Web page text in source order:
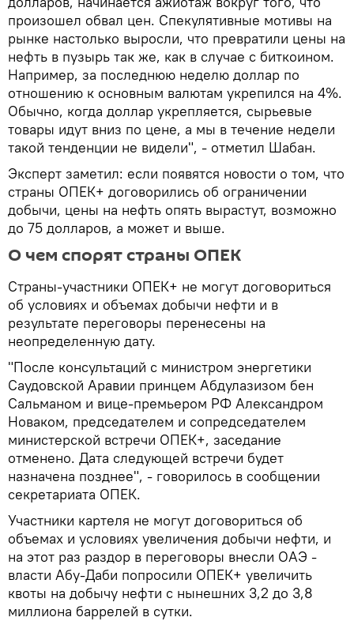
произошел обвал цен. Спекулятивные мотивы на
рынке настолько выросли, что превратили цены на
нефть в пузырь так же, как в случае с биткоином.
Например, за последнюю неделю доллар по
отношению к основным валютам укрепился на 4%.
Обычно, когда доллар укрепляется, сырьевые
товары идут вниз по цене, а мы в течение недели
такой тенденции не видели", - отметил Шабан.
Эксперт заметил: если появятся новости о том, что
страны ОПЕК+ договорились об ограничении
добычи, цены на нефть опять вырастут, возможно
до 75 долларов, а может и выше.
О чем спорят страны ОПЕК
Страны-участники ОПЕК+ не могут договориться
об условиях и объемах добычи нефти и в
результате переговоры перенесены на
неопределенную дату.
"После консультаций с министром энергетики
Саудовской Аравии принцем Абдулазизом бен
Сальманом и вице-премьером РФ Александром
Новаком, председателем и сопредседателем
министерской встречи ОПЕК+, заседание
отменено. Дата следующей встречи будет
назначена позднее", - говорилось в сообщении
секретариата ОПЕК.
Участники картеля не могут договориться об
объемах и условиях увеличения добычи нефти, и
на этот раз раздор в переговоры внесли ОАЭ -
власти Абу-Даби попросили ОПЕК+ увеличить
квоты на добычу нефти с нынешних 3,2 до 3,8
миллиона баррелей в сутки.